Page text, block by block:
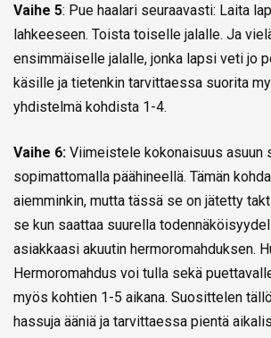
Vaihe 5: Pue haalari seuraavasti: Laita
lahkeeseen. Toista toiselle jalalle. Ja
ensimmäiselle jalalle, jonka lapsi veti jo
käsille ja tietenkin tarvittaessa suorita
yhdistelmä kohdista 1-4.
Vaihe 6: Viimeistele kokonaisuus asuun
sopimattomalla päähineellä. Tämän
aiemminkin, mutta tässä se on jätetty
se kun saattaa suurella
asiakkaasi akuutin hermoromahduksen.
Hermoromahdus voi tulla sekä
myös kohtien 1-5 aikana. Suosittelen
hassuja ääniä ja tarvittaessa pientä